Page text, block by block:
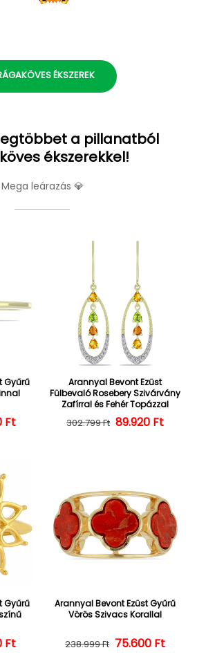
ÉKSZEREK
a pillanatból
ékszerekkel!
Mega leárazás 💎
Gyűrű
ár ár
Ft
Arannyal Bevont Ezüst
Fülbevaló Rosebery Szivárvány
Zafírral és Fehér Topázzal
Normál ár
302.799 Ft 89.920 Ft
Gyűrű
ár ár
Ft
Arannyal Bevont Ezüst Gyűrű
Vörös Szivacs Korallal
Normál ár
238.999 Ft 75.600 Ft